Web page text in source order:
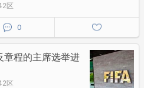
区
0
章程的主席选举进
区